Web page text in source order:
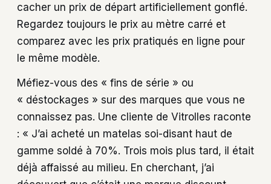
cacher un prix de départ artificiellement gonflé.
Regardez toujours le prix au mètre carré et
comparez avec les prix pratiqués en ligne pour
le même modèle.
Méfiez-vous des « fins de série » ou
« déstockages » sur des marques que vous ne
connaissez pas. Une cliente de Vitrolles raconte
: « J’ai acheté un matelas soi-disant haut de
gamme soldé à 70%. Trois mois plus tard, il était
déjà affaissé au milieu. En cherchant, j’ai